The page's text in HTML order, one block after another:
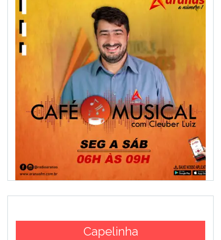
Capelinha